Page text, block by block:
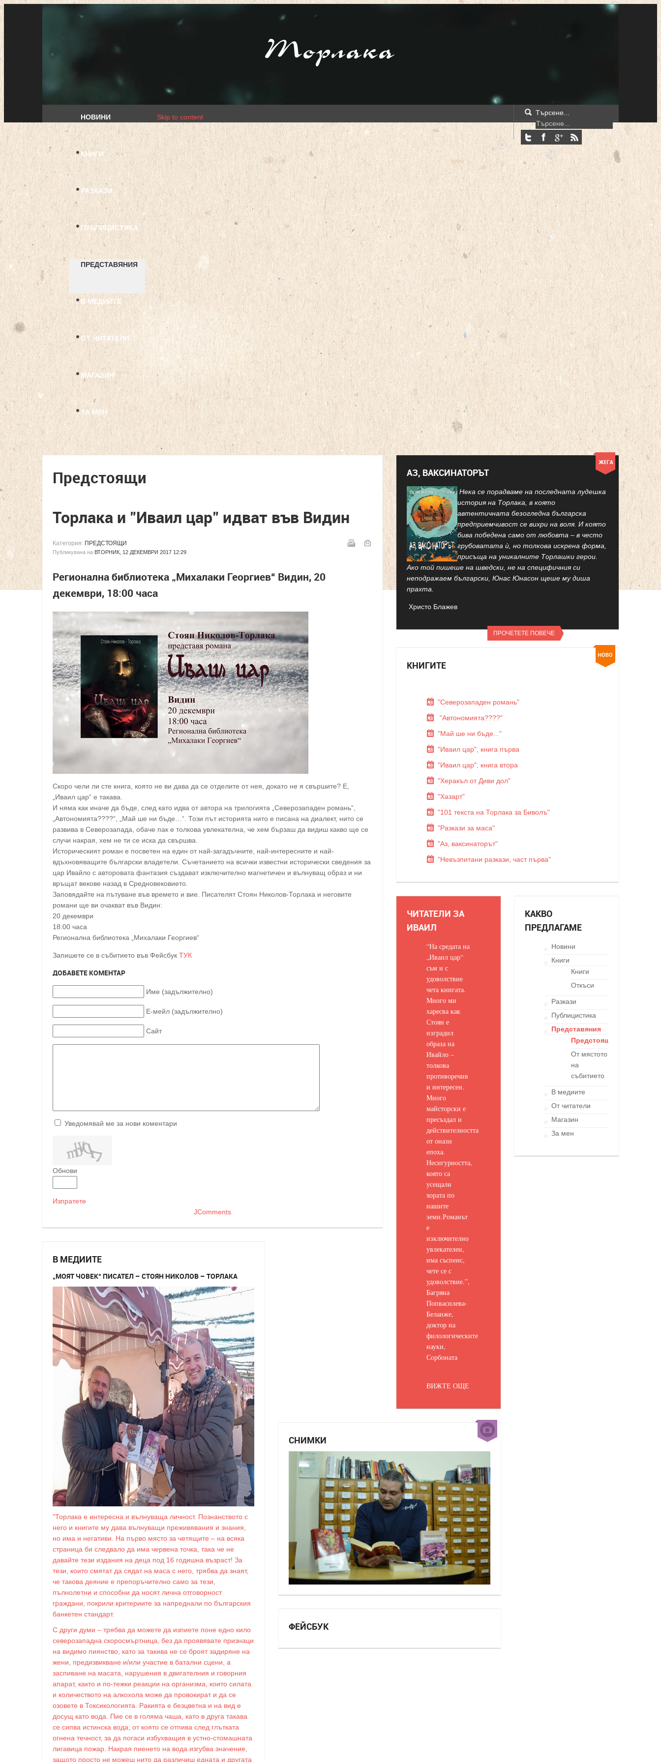
Торлака
НОВИНИ
КНИГИ
РАЗКАЗИ
ПУБЛИЦИСТИКА
ПРЕДСТАВЯНИЯ
В МЕДИИТЕ
ОТ ЧИТАТЕЛИ
МАГАЗИН
ЗА МЕН
Търсене...
Skip to content
Предстоящи
Торлака и "Иваил цар" идват във Видин
Категория: ПРЕДСТОЯЩИ
Публикувана на ВТОРНИК, 12 ДЕКЕМВРИ 2017 12:29
Регионална библиотека „Михалаки Георгиев“ Видин, 20
декември, 18:00 часа
Скоро чели ли сте книга, която не ви дава да се отделите от нея, докато не я свършите? Е,
„Иваил цар“ е такава.
И няма как иначе да бъде, след като идва от автора на трилогията „Северозападен романь“,
„Автономията????“, „Май ше ни бъде…“. Този път историята нито е писана на диалект, нито се
развива в Северозапада, обаче пак е толкова увлекателна, че хем бързаш да видиш какво ще се
случи накрая, хем не ти се иска да свършва.
Историческият роман е посветен на един от най-загадъчните, най-интересните и най-
вдъхновяващите български владетели. Съчетанието на всички известни исторически сведения за
цар Ивайло с авторовата фантазия създават изключително магнетичен и вълнуващ образ и ни
връщат векове назад в Средновековието.
Заповядайте на пътуване във времето и вие. Писателят Стоян Николов-Торлака и неговите
романи ще ви очакват във Видин:
20 декември
18:00 часа
Регионална библиотека „Михалаки Георгиев“
Запишете се в събитието във Фейсбук ТУК
ДОБАВЕТЕ КОМЕНТАР
Име (задължително)
Е-мейл (задължително)
Сайт
Уведомявай ме за нови коментари
Обнови
Изпратете
JComments
АЗ, ВАКСИНАТОРЪТ
Нека се порадваме на последната лудешка
история на Торлака, в която
автентичната безогледна българска
предприемчивост се вихри на воля. И която
бива победена само от любовта – в често
грубоватата ѝ, но толкова искрена форма,
присъща на уникалните Торлашки герои.
Ако той пишеше на шведски, не на специфичния си
неподражаем български, Юнас Юнасон щеше му диша
прахта.
Христо Блажев
ПРОЧЕТЕТЕ ПОВЕЧЕ
КНИГИТЕ
"Северозападен романь"
"Автономията????"
"Май ше ни бъде..."
"Иваил цар", книга първа
"Иваил цар", книга втора
"Херакъл от Диви дол"
"Хазарт"
"101 текста на Торлака за Биволъ"
"Разкази за маса"
"Аз, ваксинаторът"
"Невъзпитани разкази, част първа"
ЧИТАТЕЛИ ЗА
ИВАИЛ
“На средата на
„Иваил цар“
съм и с
удоволствие
чета книгата.
Много ми
харесва как
Стоян е
изградил
образа на
Ивайло –
толкова
противоречив
и интересен.
Много
майсторски е
пресъздал и
действителността
от онази
епоха.
Несигурността,
която са
усещали
хората по
нашите
земи.Романът
е
изключително
увлекателен,
има съспенс,
чете се с
удоволствие.”,
Багряна
Попвасилева-
Беланже,
доктор на
филологическите
науки,
Сорбоната
ВИЖТЕ ОЩЕ
КАКВО
ПРЕДЛАГАМЕ
Новини
Книги
Книги
Откъси
Разкази
Публицистика
Представяния
Предстоящи
От мястото
на
събитието
В медиите
От читатели
Магазин
За мен
В МЕДИИТЕ
„МОЯТ ЧОВЕК“ ПИСАТЕЛ – СТОЯН НИКОЛОВ – ТОРЛАКА
"Торлака е интересна и вълнуваща личност. Познанството с
него и книгите му дава вълнуващи преживявания и знания,
но има и негативи. На първо място за четящите – на всяка
страница би следвало да има червена точка, така че не
давайте тези издания на деца под 16 годишна възраст! За
тези, които смятат да сядат на маса с него, трябва да знаят,
че такова деяние е препоръчително само за тези,
пълнолетни и способни да носят лична отговорност
граждани, покрили критериите за напреднали по българския
банкетен стандарт.
С други думи – трябва да можете да изпиете поне едно кило
северозападна скоросмъртница, без да проявявате признаци
на видимо пиянство, като за такива не се броят задиряне на
жени, предизвикване и/или участие в батални сцени, а
заспиване на масата, нарушения в двигателния и говорния
апарат, както и по-тежки реакции на организма, които силата
и количеството на алкохола може да провокират и да се
озовете в Токсикологията. Ракията е безцветна и на вид е
досущ като вода. Пие се в голяма чаша, като в друга такава
се сипва истинска вода, от която се отпива след глътката
огнена течност, за да погаси избухващия в устно-стомашната
лигавица пожар. Накрая пиенето на вода изгубва значение,
защото просто не можеш нито да различиш едната и другата
СНИМКИ
ФЕЙСБУК